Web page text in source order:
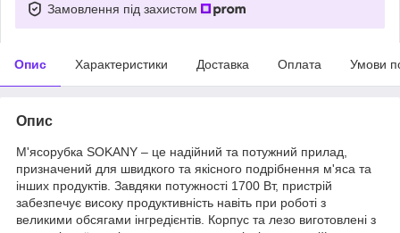
Замовлення під захистом
Опис Характеристики Доставка Оплата Умови
Опис
М'ясорубка SOKANY – це надійний та потужний прилад,
призначений для швидкого та якісного подрібнення м'яса та
інших продуктів. Завдяки потужності 1700 Вт, пристрій
забезпечує високу продуктивність навіть при роботі з
великими обсягами інгредієнтів. Корпус та лезо виготовлені з